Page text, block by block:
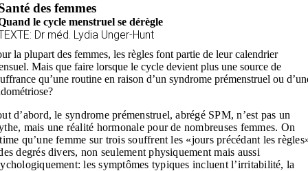
des femmes
le cycle menstruel se dérègle
Dr méd. Lydia Unger-Hunt
la plupart des femmes, les règles font partie de leur calendrier
Mais que faire lorsque le cycle devient plus une source de
qu’une routine en raison d’un syndrome prémenstruel ou
d’abord, le syndrome prémenstruel, abrégé SPM, n’est pas un
mais une réalité hormonale pour de nombreuses femmes. On
qu’une femme sur trois souffrent les «jours précédant les
degrés divers, non seulement physiquement mais aussi
les symptômes typiques incluent l’irritabilité, la